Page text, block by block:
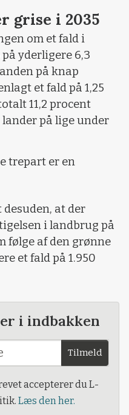
grise i 2035
om et fald i
yderligere 6,3
på knap
et fald på 1,25
11,2 procent
lander på lige under
trepart er en
at der
i landbrug på
følge af den grønne
et fald på 1.950
i indbakken
Tilmeld
accepterer du L-
Læs den her.